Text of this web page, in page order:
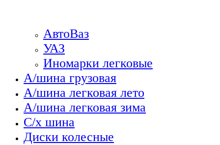
АвтоВаз
УАЗ
Иномарки легковые
А/шина грузовая
А/шина легковая лето
А/шина легковая зима
С/х шина
Диски колесные